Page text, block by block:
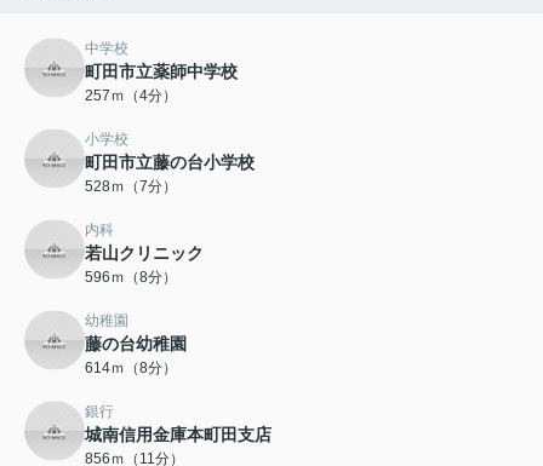
中学校
町田市立薬師中学校
257ｍ（4分）
小学校
町田市立藤の台小学校
528ｍ（7分）
内科
若山クリニック
596ｍ（8分）
幼稚園
藤の台幼稚園
614ｍ（8分）
銀行
城南信用金庫本町田支店
856ｍ（11分）